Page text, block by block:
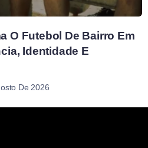
O Futebol De Bairro Em
Identidade E
De 2026